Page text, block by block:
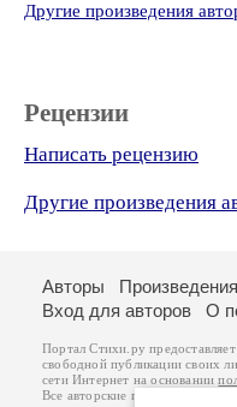
Другие произведения
Рецензии
Написать рецензию
Другие произведения
Авторы Произведения
Вход для авторов
О
Портал Стихи.ру
свободной публикации своих
сети Интернет на основании
Все авторские права на